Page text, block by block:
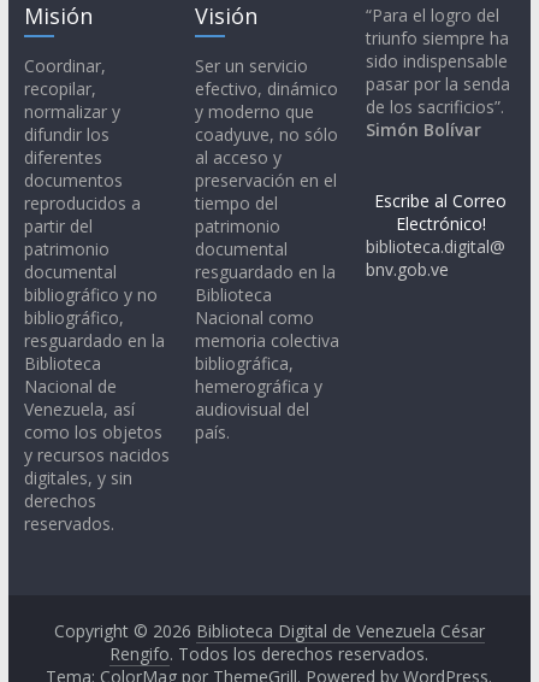
Misión
Coordinar,
recopilar,
normalizar y
difundir los
diferentes
documentos
reproducidos a
partir del
patrimonio
documental
bibliográfico y no
bibliográfico,
resguardado en la
Biblioteca
Nacional de
Venezuela, así
como los objetos
y recursos nacidos
digitales, y sin
derechos
reservados.
Visión
Ser un servicio
efectivo, dinámico
y moderno que
coadyuve, no sólo
al acceso y
preservación en el
tiempo del
patrimonio
documental
resguardado en la
Biblioteca
Nacional como
memoria colectiva
bibliográfica,
hemerográfica y
audiovisual del
país.
“Para el logro del
triunfo siempre ha
sido indispensable
pasar por la senda
de los sacrificios”.
Simón Bolívar
Escribe al Correo
Electrónico!
biblioteca.digital@
bnv.gob.ve
Copyright © 2026 Biblioteca Digital de Venezuela César
Rengifo. Todos los derechos reservados.
Tema: ColorMag por ThemeGrill. Powered byWordPress.